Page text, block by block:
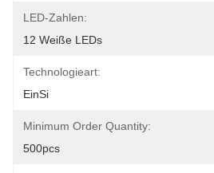
LED-Zahlen:
12 Weiße LEDs
Technologieart:
EinSi
Minimum Order Quantity:
500pcs